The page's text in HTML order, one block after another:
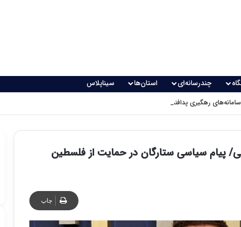
چندرسانه‌ای استان‌ها سیناپلاس
رهگیری پدافندی چگونه کار می کنند؟
پیام سیاسی ستارگان در حمایت از فلسطین
چاپ